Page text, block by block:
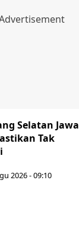
Selatan Jawa
Tak
2026 - 09:10